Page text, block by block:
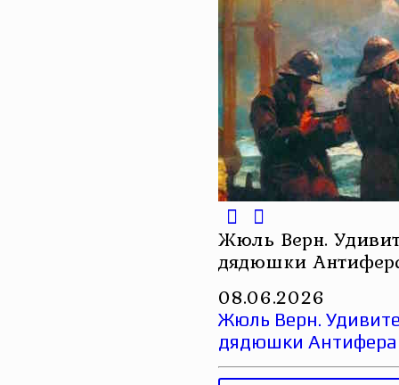
Жюль Верн.
дядюшки
08.06.2026
Жюль Верн.
дядюшки Антифера